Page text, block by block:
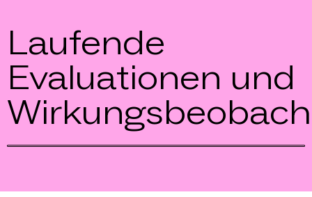
Laufende
Evaluationen und